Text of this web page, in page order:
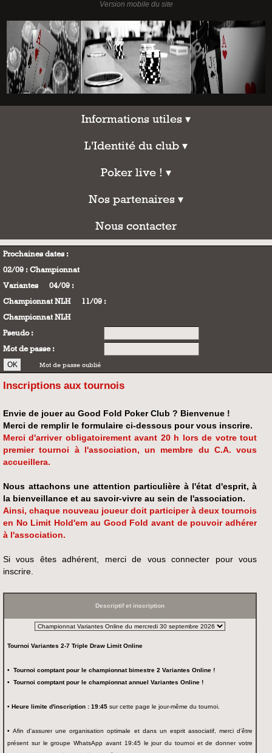
Informations utiles
Informations utiles ▾
L'Identité du club
L'Identité du club ▾
Poker live !
Poker live ! ▾
Nos partenaires
Nos partenaires ▾
Nous contacter
Nous contacter
Prochaines dates :
02/09 : Championnat
Variantes 04/09 :
Championnat NLH
11/09 :
Championnat NLH
Pseudo :
Mot de passe :
Mot de passe oublié
Inscriptions aux tournois
Envie de jouer au Good Fold Poker Club ? Bienvenue !
Merci de remplir le formulaire ci-dessous pour vous inscrire.
Merci d'arriver obligatoirement avant 20 h lors de votre tout
premier tournoi à l'association, un membre du C.A. vous
accueillera.
Nous attachons une attention particulière à l'état d'esprit, à
la bienveillance et au savoir-vivre au sein de l'association.
Ainsi, chaque nouveau joueur doit participer à deux tournois
en No Limit Hold'em au Good Fold avant de pouvoir adhérer
à l'association.
Si vous êtes adhérent, merci de vous connecter pour vous
inscrire.
Descriptif et inscription
Tournoi Variantes 2-7 Triple Draw Limit Online
• Tournoi comptant pour le championnat bimestre 2 Variantes Online !
• Tournoi comptant pour le championnat annuel Variantes Online !
• Heure limite d'inscription : 19:45 sur cette page le jour-même du tournoi.
•Afin d'assurer une organisation optimale et dans un esprit associatif, merci d'être
présent sur le groupe WhatsApp avant 19:45 le jour du tournoi et de donner votre